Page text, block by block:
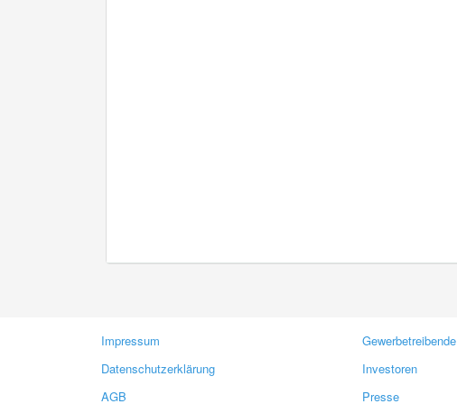
Impressum
Datenschutzerklärung
AGB
Gewerbetreibende
Investoren
Presse